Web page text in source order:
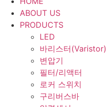
ABOUT US
PRODUCTS
LED
바리스터(Varistor)
변압기
필터/리액터
로커 스위치
구리버스바